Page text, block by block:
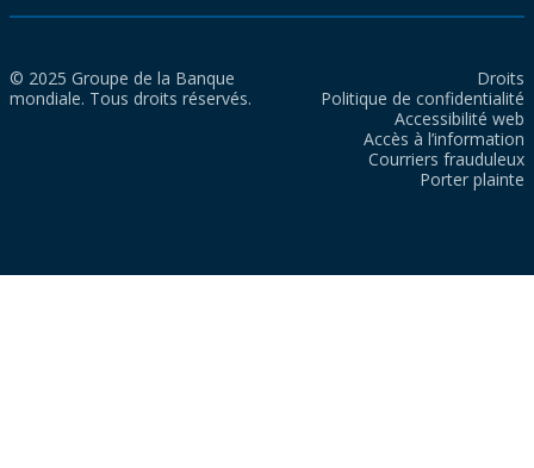
© 2025 Groupe de la Banque
mondiale. Tous droits réservés.
Droits
Politique de confidentialité
Accessibilité web
Accès à l’information
Courriers frauduleux
Porter plainte